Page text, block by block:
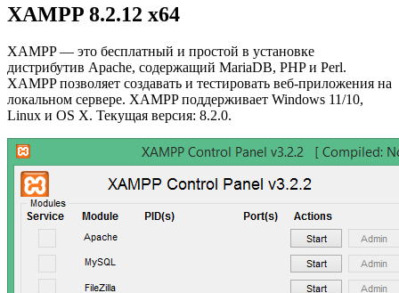
XAMPP 8.2.12 x64
XAMPP — это бесплатный и простой в установке
дистрибутив Apache, содержащий MariaDB, PHP и Perl.
XAMPP позволяет создавать и тестировать веб-приложения на
локальном сервере. XAMPP поддерживает Windows 11/10,
Linux и OS X. Текущая версия: 8.2.0.